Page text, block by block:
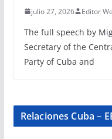
julio 27, 2026 Editor
The full speech by
Secretary of the
Party of Cuba and
Relaciones Cuba –